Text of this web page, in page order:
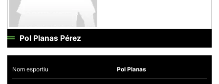
Pol Planas Pérez
Nom esportiu Pol Planas